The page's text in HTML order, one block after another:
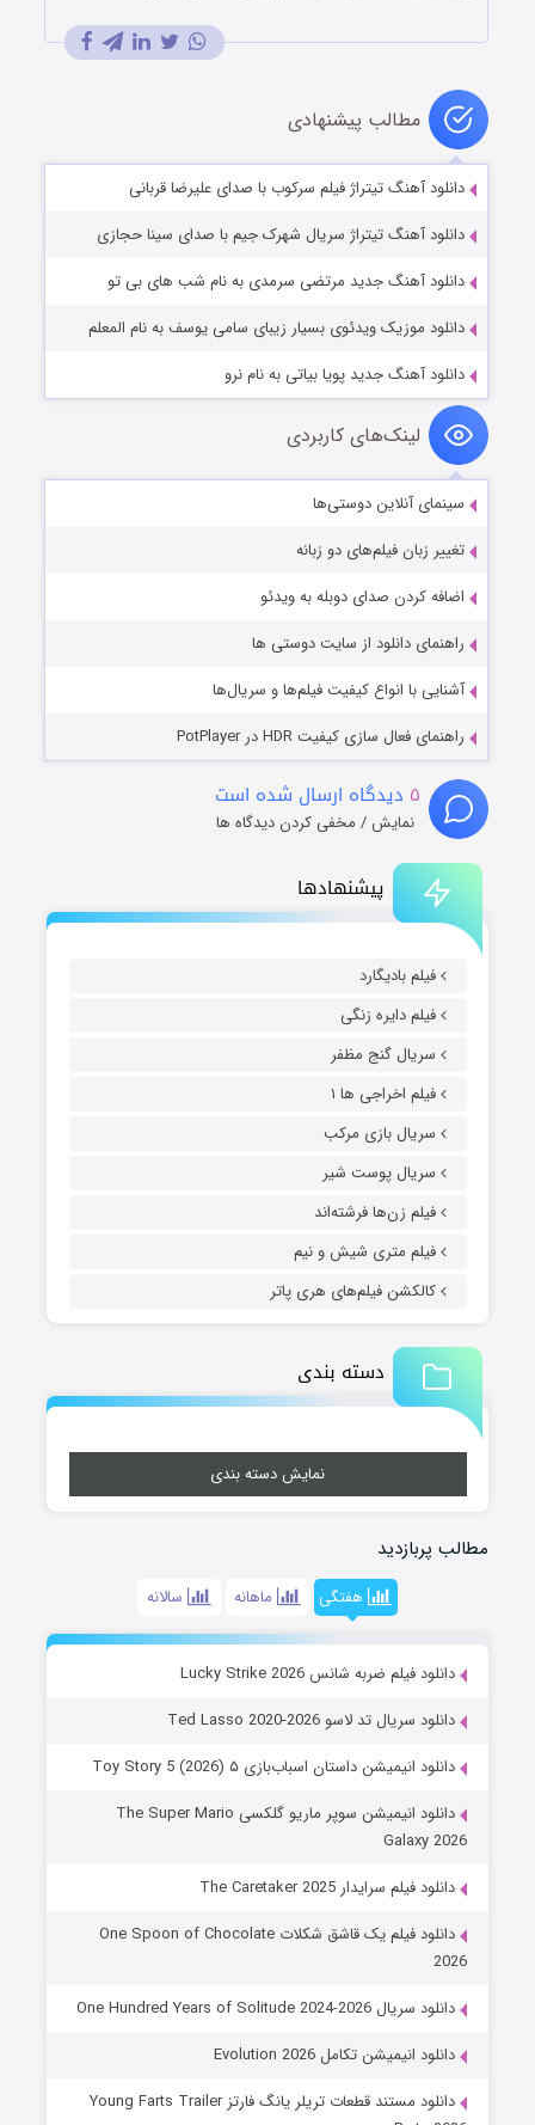
پیشنهادها
فیلم بادیگارد
فیلم دایره زنگی
سریال گنج مظفر
فیلم اخراجی ها ۱
سریال بازی مرکب
سریال پوست شیر
فیلم زن‌ها فرشته‌اند
فیلم متری شیش و نیم
کالکشن فیلم‌های هری پاتر
دسته بندی
نمایش دسته بندی
مطالب پربازدید
هفتگی ماهانه سالانه
دانلود فیلم ضربه شانس Lucky Strike 2026
دانلود سریال تد لاسو Ted Lasso 2020-2026
دانلود انیمیشن داستان اسباب‌بازی ۵ Toy Story 5 (2026)
دانلود انیمیشن سوپر ماریو گلکسی The Super Mario
Galaxy 2026
دانلود فیلم سرایدار The Caretaker 2025
دانلود فیلم یک قاشق شکلات One Spoon of Chocolate
2026
دانلود سریال One Hundred Years of Solitude 2024-2026
دانلود انیمیشن تکامل Evolution 2026
دانلود مستند قطعات تریلر یانگ فارتز Young Farts Trailer
مطالب پیشنهادی
دانلود آهنگ تیتراژ فیلم سرکوب با صدای علیرضا قربانی
دانلود آهنگ تیتراژ سریال شهرک جیم با صدای سینا حجازی
دانلود آهنگ جدید مرتضی سرمدی به نام شب های بی تو
دانلود موزیک ویدئوی بسیار زیبای سامی یوسف به نام المعلم
دانلود آهنگ جدید پویا بیاتی به نام نرو
لینک‌های کاربردی
سینمای آنلاین دوستی‌ها
تغییر زبان فیلم‌های دو زبانه
اضافه کردن صدای دوبله به ویدئو
راهنمای دانلود از سایت دوستی ها
آشنایی با انواع کیفیت فیلم‌ها و سریال‌ها
راهنمای فعال سازی کیفیت HDR در PotPlayer
۵ دیدگاه ارسال شده است
نمایش / مخفی کردن دیدگاه ها